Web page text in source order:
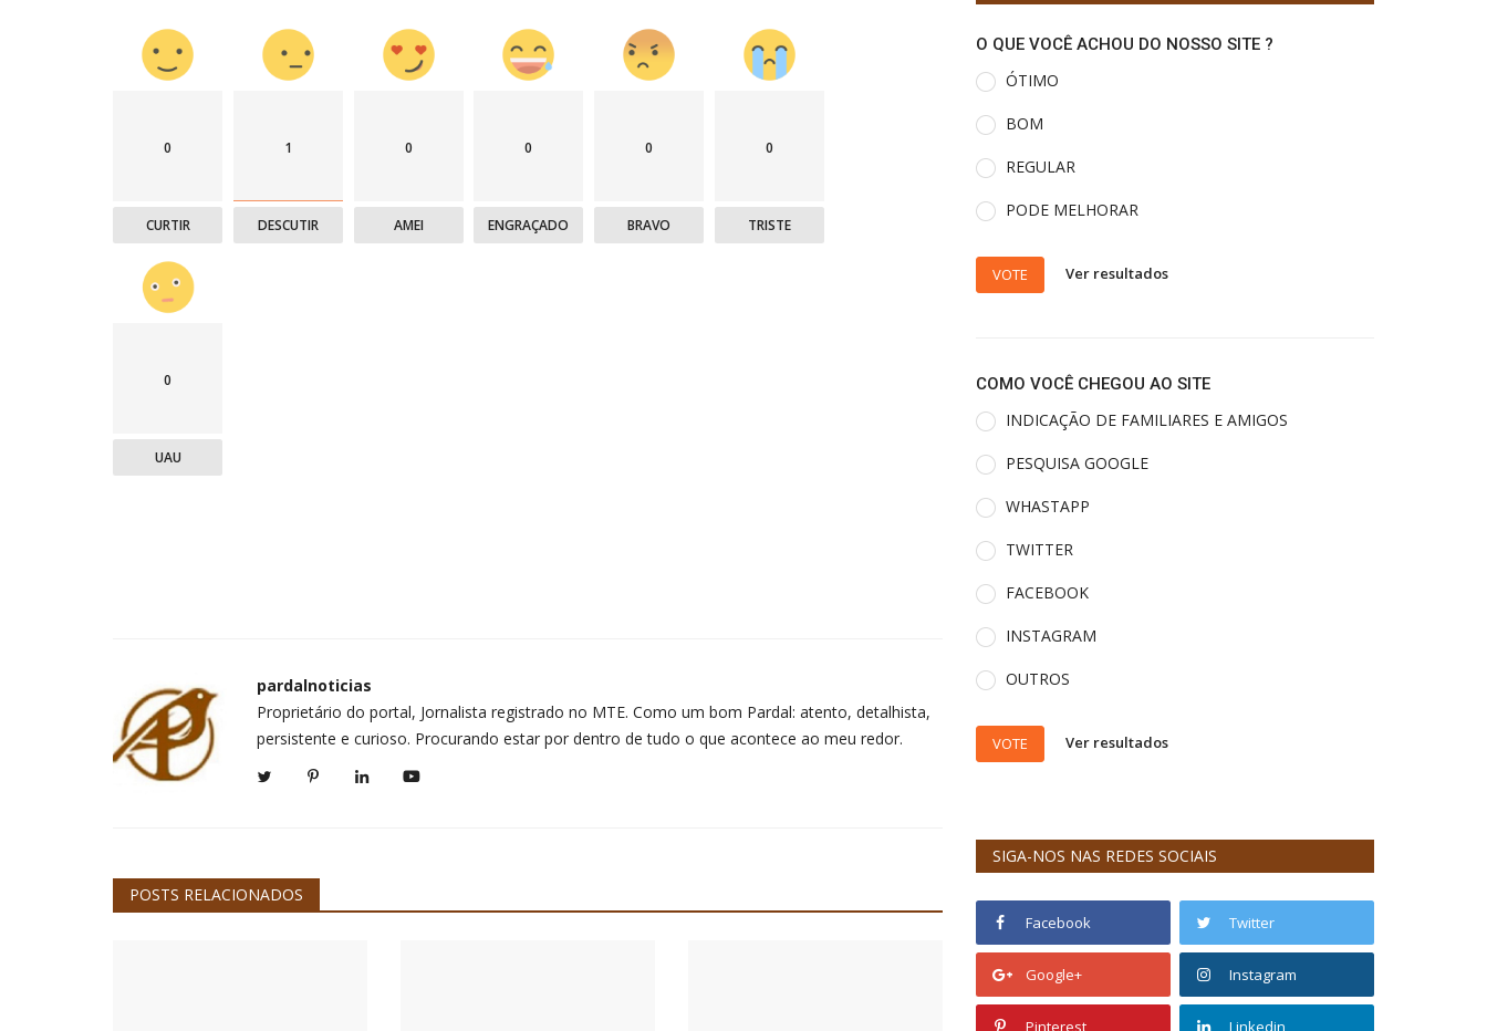
0
CURTIR
1
DESCUTIR
0
AMEI
0
ENGRAÇADO
0
BRAVO
0
TRISTE
0
UAU
pardalnoticias
Proprietário do portal, Jornalista registrado no MTE. Como um bom Pardal: atento, detalhista,
persistente e curioso. Procurando estar por dentro de tudo o que acontece ao meu redor.
POSTS RELACIONADOS
O QUE VOCÊ ACHOU DO NOSSO SITE ?
ÓTIMO
BOM
REGULAR
PODE MELHORAR
VOTE Ver resultados
COMO VOCÊ CHEGOU AO SITE
INDICAÇÃO DE FAMILIARES E AMIGOS
PESQUISA GOOGLE
WHASTAPP
TWITTER
FACEBOOK
INSTAGRAM
OUTROS
VOTE Ver resultados
SIGA-NOS NAS REDES SOCIAIS
Facebook Twitter
Google+ Instagram
Pinterest Linkedin